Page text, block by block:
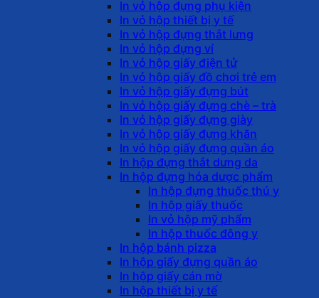
In vỏ hộp đựng phụ kiện
In vỏ hộp thiết bị y tế
In vỏ hộp đựng thắt lưng
In vỏ hộp đựng ví
In vỏ hộp giấy điện tử
In vỏ hộp giấy đồ chơi trẻ em
In vỏ hộp giấy đựng bút
In vỏ hộp giấy đựng chè – trà
In vỏ hộp giấy đựng giày
In vỏ hộp giấy đựng khăn
In vỏ hộp giấy đựng quần áo
In hộp đựng thắt dưng da
In hộp đựng hóa dược phẩm
In hộp đựng thuốc thú y
In hộp giấy thuốc
In vỏ hộp mỹ phẩm
In hộp thuốc đông y
In hộp bánh pizza
In hộp giấy đựng quần áo
In hộp giấy cán mờ
In hộp thiết bị y tế